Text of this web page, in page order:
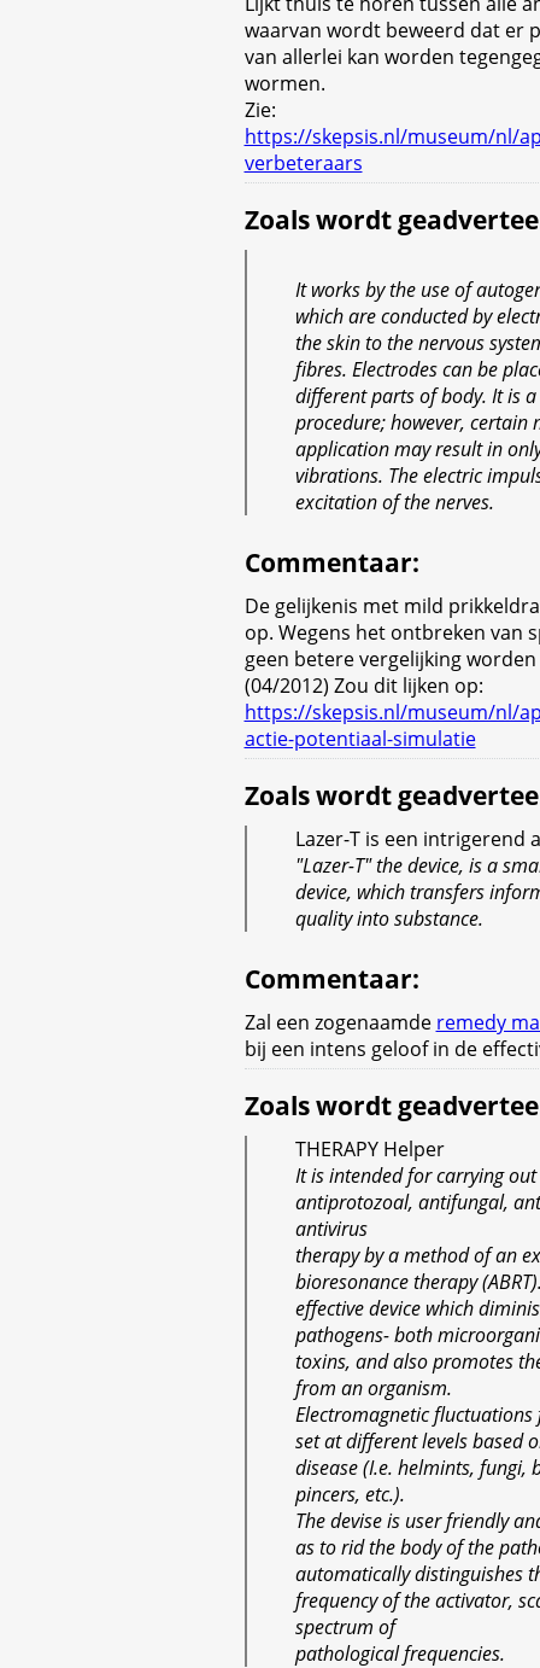
waarvan wordt beweerd dat er
van allerlei kan worden
wormen.
Zie:
https://skepsis.nl/museum/nl/
verbeteraars
Zoals wordt
It works by the use of
which are conducted by
the skin to the nervous
fibres. Electrodes can be
different parts of body. It is
procedure; however, certain
application may result in
vibrations. The electric
excitation of the nerves.
Commentaar:
De gelijkenis met mild
op. Wegens het ontbreken van
geen betere vergelijking
(04/2012) Zou dit lijken op:
https://skepsis.nl/museum/nl/
actie-potentiaal-simulatie
Zoals wordt
Lazer-T is een intrigerend
"Lazer-T" the device, is a
device, which transfers
quality into substance.
Commentaar:
Zal een zogenaamde remedy
bij een intens geloof in de
Zoals wordt
THERAPY Helper
It is intended for carrying
antiprotozoal, antifungal,
antivirus
therapy by a method of an
bioresonance therapy
effective device which
pathogens- both
toxins, and also promotes
from an organism.
Electromagnetic fluctuations
set at different levels based
disease (I.e. helmints, fungi,
pincers, etc.).
The devise is user friendly
as to rid the body of the
automatically distinguishes
frequency of the activator,
spectrum of
pathological frequencies.